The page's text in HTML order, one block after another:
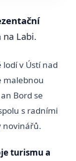
na Labi.
v Ústí nad
malebnou
Bord se
s radními
novinářů.
turismu a